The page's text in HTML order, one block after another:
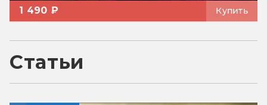
1 490 ₽ Купить
Статьи